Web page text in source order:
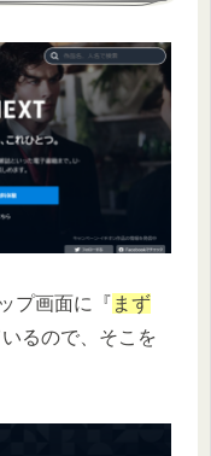
プ画面に『 まず
るので、そこを